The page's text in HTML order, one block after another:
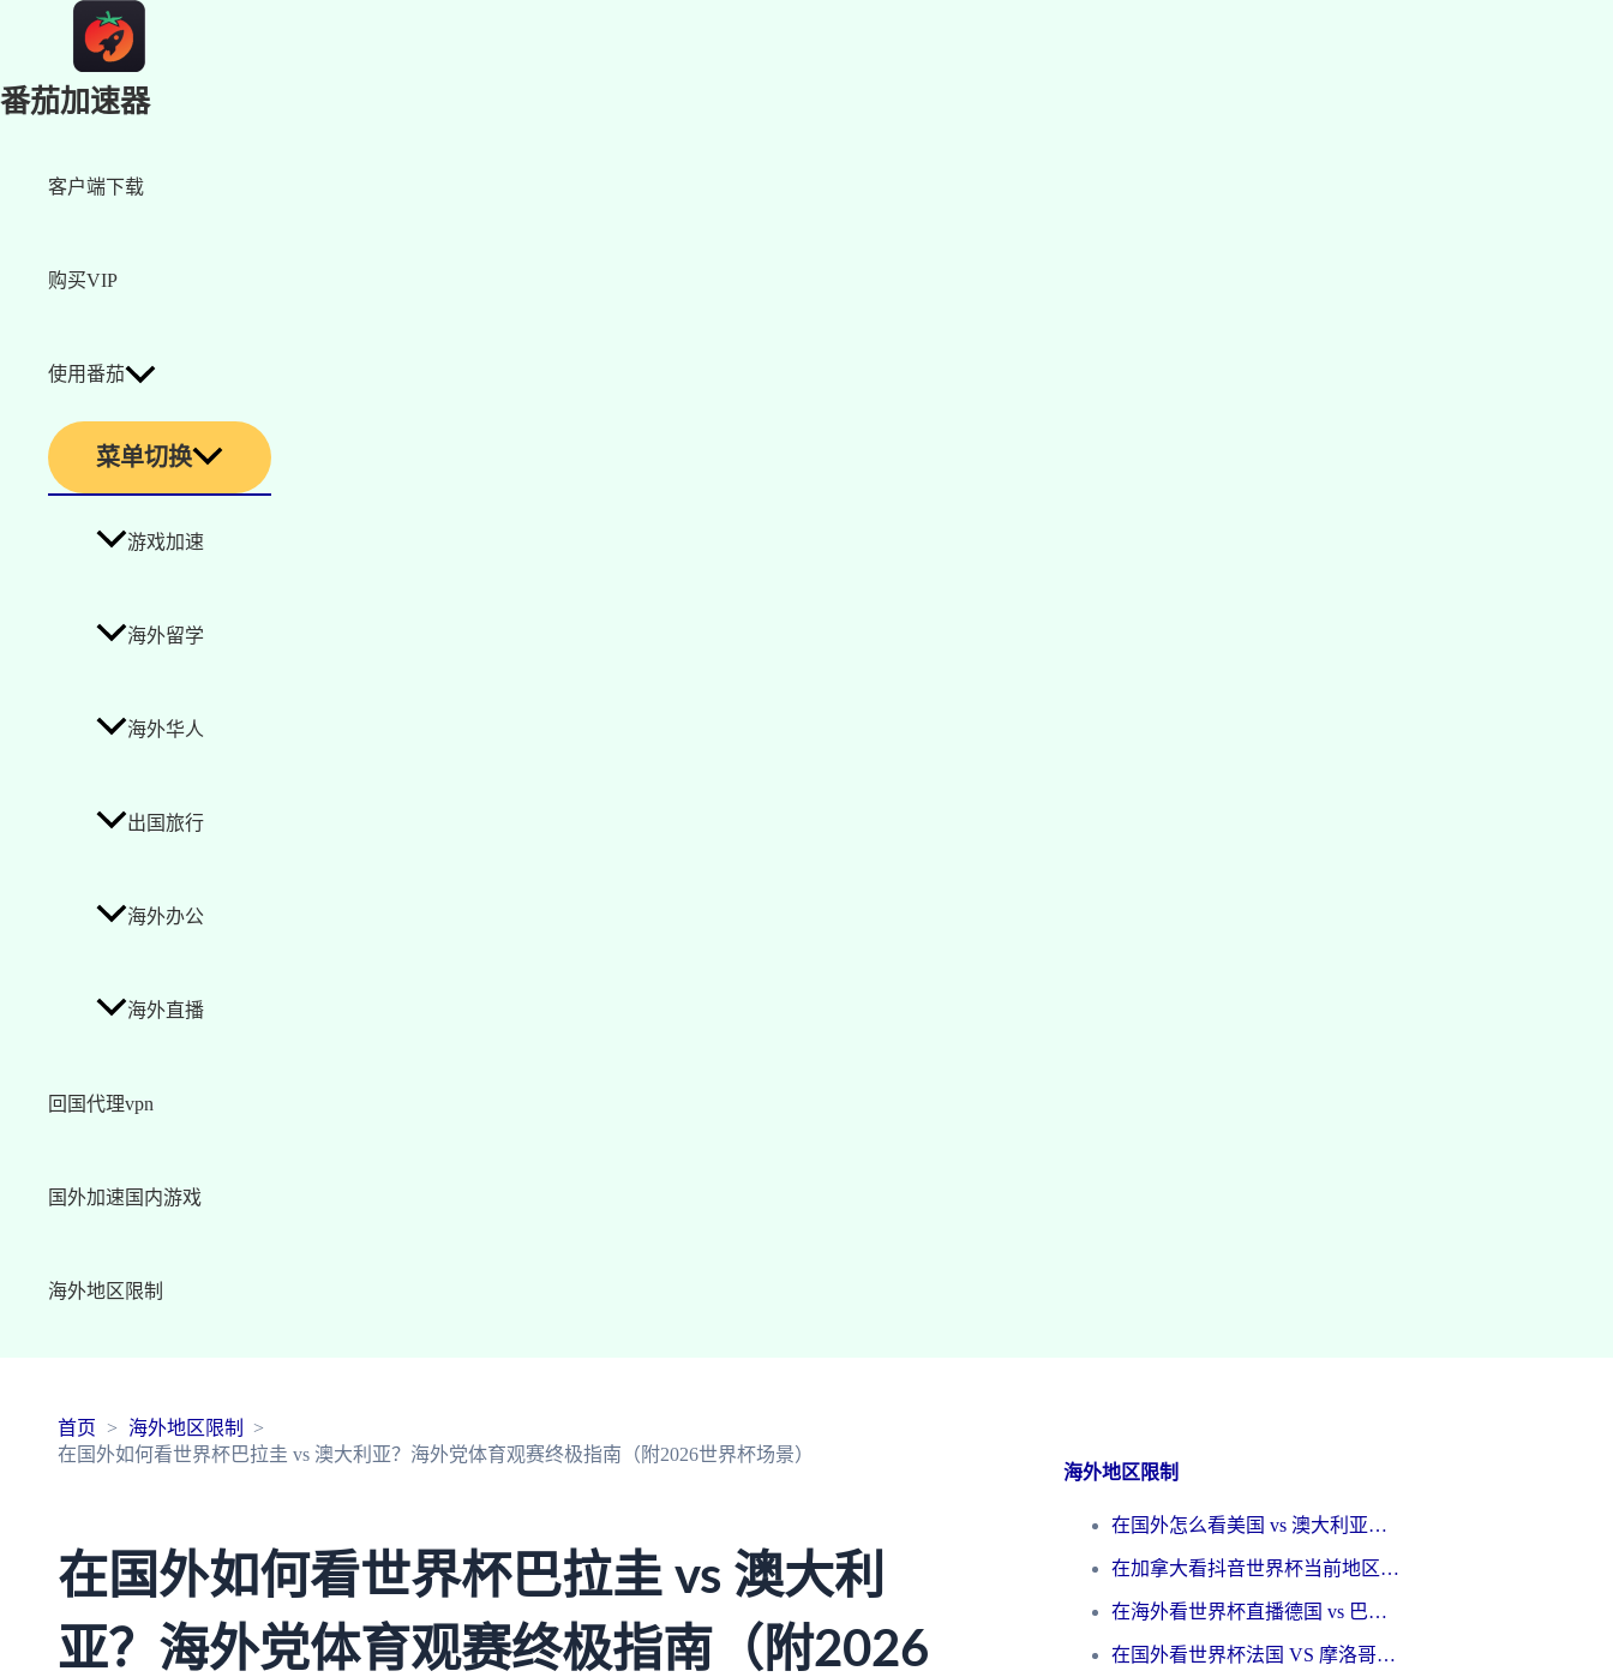
番茄加速器
客户端下载
购买VIP
使用番茄
菜单切换
游戏加速
海外留学
海外华人
出国旅行
海外办公
海外直播
回国代理vpn
国外加速国内游戏
海外地区限制
首页
海外地区限制
在国外如何看世界杯巴拉圭 vs 澳大利亚？海外党体育观赛终极指南（附2026世界杯场景）
在国外如何看世界杯巴拉圭 vs 澳大利
亚？海外党体育观赛终极指南（附2026
海外地区限制
在国外怎么看美国 vs 澳大利亚世界杯直播？海外党必藏的中文解说观赛指南
在加拿大看抖音世界杯当前地区不可播放？海外党体育观赛终极指南
在海外看世界杯直播德国 vs 巴拉圭当前IP受限制？这篇指南帮你轻松解决地区限制
在国外看世界杯法国 VS 摩洛哥仅限中国大陆？别让地域限制拦下你的欢呼